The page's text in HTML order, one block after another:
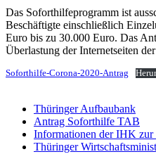
Das Soforthilfeprogramm ist
Beschäftigte einschließlich
Euro bis zu 30.000 Euro. Das
Überlastung der Internetseiten
Soforthilfe-Corona-2020-Antrag
Thüringer Aufbaubank
Antrag Soforthilfe TAB
Informationen der IHK
Thüringer